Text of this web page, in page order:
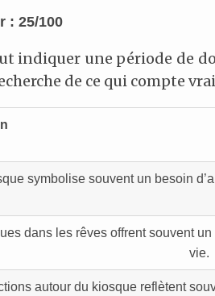
: 25/100
indiquer une période de
de ce qui compte
symbolise souvent un besoin
dans les rêves offrent souvent
vie.
autour du kiosque reflètent